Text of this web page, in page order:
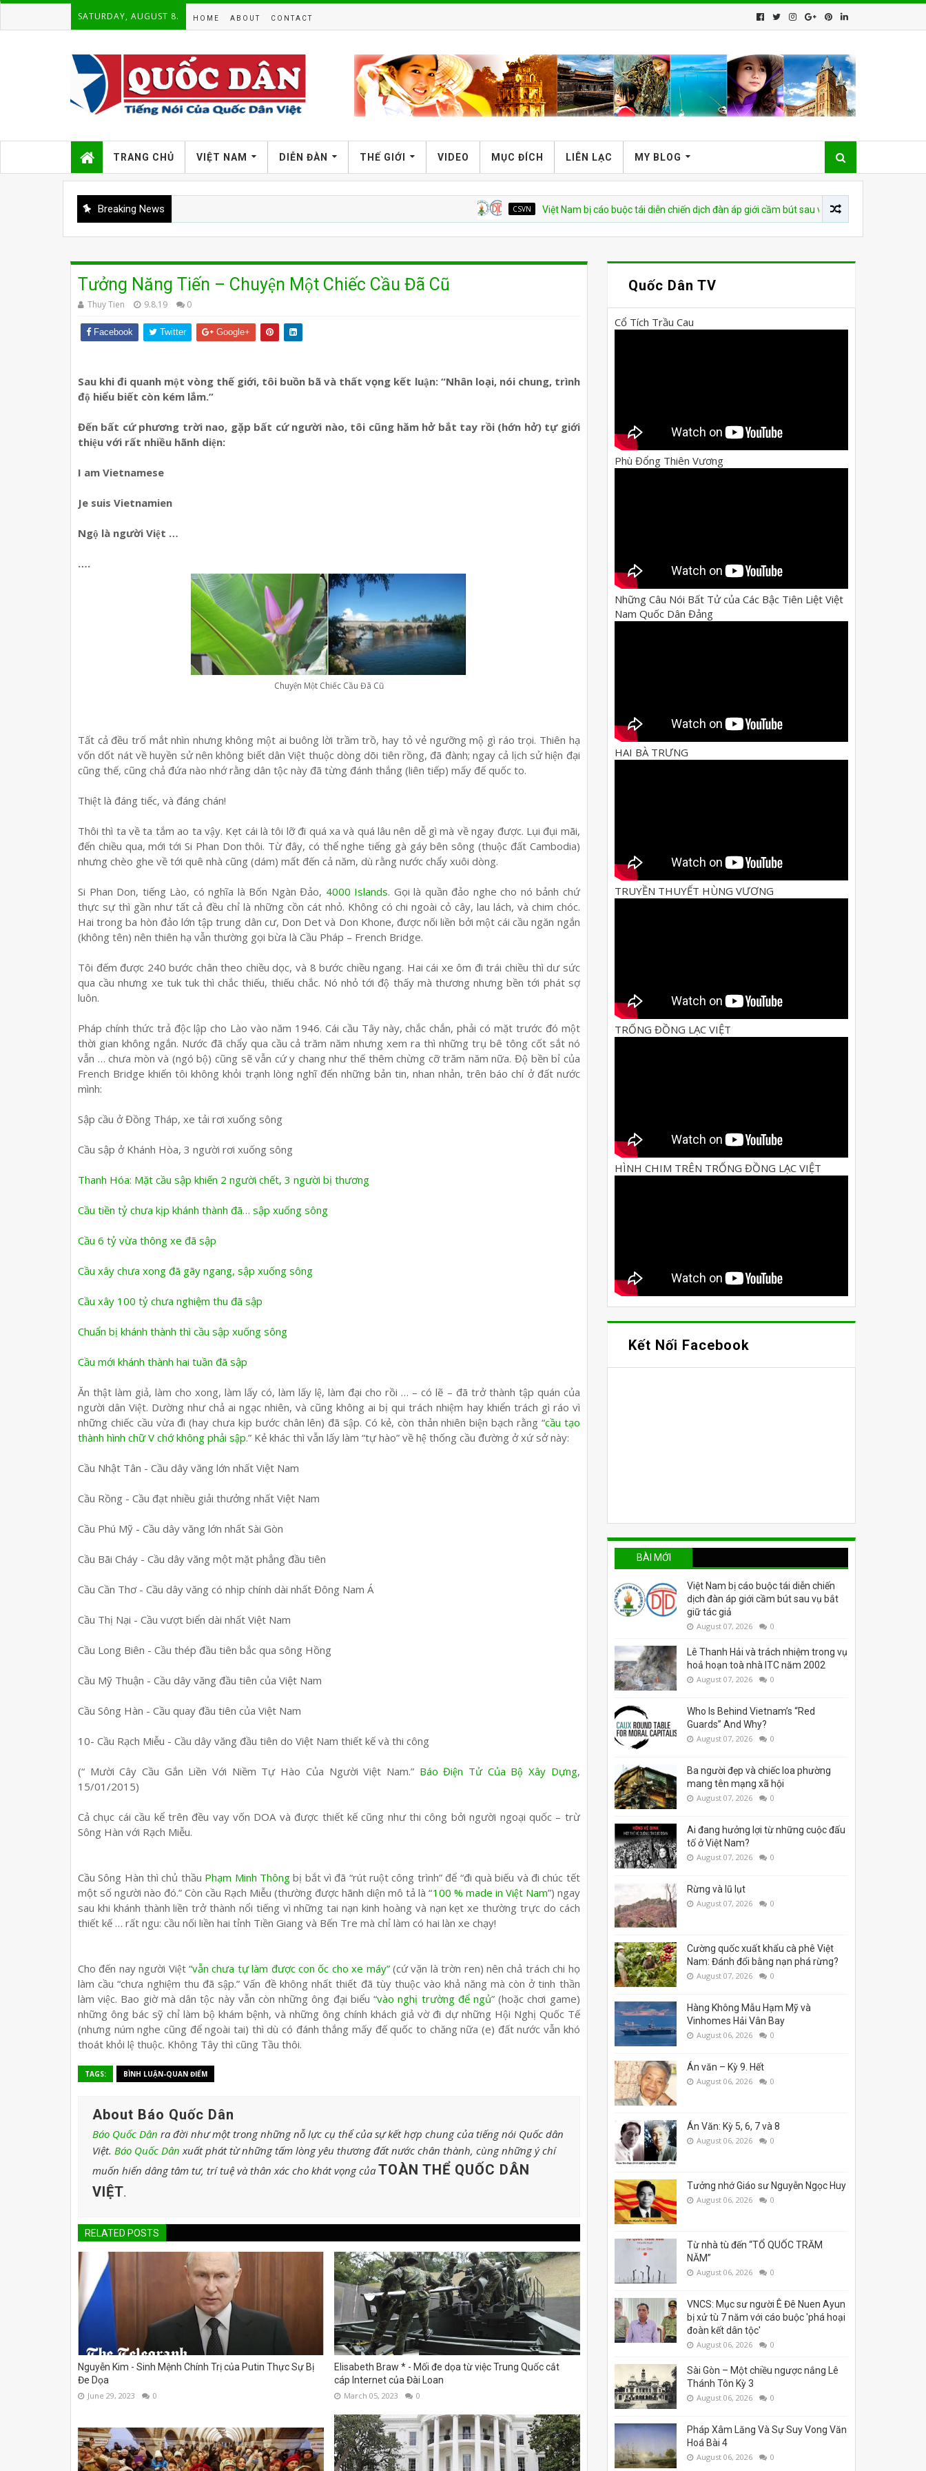
SATURDAY, AUGUST 8. HOME ABOUT CONTACT
TRANG CHỦ VIỆT NAM DIỄN ĐÀN THẾ GIỚI VIDEO MỤC ĐÍCH LIÊN LẠC MY BLOG
Breaking News CSVN Việt Nam bị cáo buộc tái diễn chiến dịch đàn áp giới cầm bút sau vụ bắt giữ tác giả
Tưởng Năng Tiến – Chuyện Một Chiếc Cầu Đã Cũ
Thuy Tien 9.8.19 0
Facebook Twitter Google+
Sau khi đi quanh một vòng thế giới, tôi buồn bã và thất vọng kết luận: “Nhân loại, nói chung, trình
độ hiểu biết còn kém lắm.”
Đến bất cứ phương trời nao, gặp bất cứ người nào, tôi cũng hăm hở bắt tay rồi (hớn hở) tự giới
thiệu với rất nhiều hãnh diện:
I am Vietnamese
Je suis Vietnamien
Ngộ là người Việt …
….
Chuyện Một Chiếc Cầu Đã Cũ
Tất cả đều trố mắt nhìn nhưng không một ai buông lời trầm trồ, hay tỏ vẻ ngưỡng mộ gì ráo trọi. Thiên hạ
vốn dốt nát về huyền sử nên không biết dân Việt thuộc dòng dõi tiên rồng, đã đành; ngay cả lịch sử hiện đại
cũng thế, cũng chả đứa nào nhớ rằng dân tộc này đã từng đánh thắng (liên tiếp) mấy đế quốc to.
Thiệt là đáng tiếc, và đáng chán!
Thôi thì ta về ta tắm ao ta vậy. Kẹt cái là tôi lỡ đi quá xa và quá lâu nên dễ gì mà về ngay được. Lụi đụi mãi,
đến chiều qua, mới tới Si Phan Don thôi. Từ đây, có thể nghe tiếng gà gáy bên sông (thuộc đất Cambodia)
nhưng chèo ghe về tới quê nhà cũng (dám) mất đến cả năm, dù rằng nước chẩy xuôi dòng.
Si Phan Don, tiếng Lào, có nghĩa là Bốn Ngàn Đảo, 4000 Islands. Gọi là quần đảo nghe cho nó bảnh chứ
thực sự thì gần như tất cả đều chỉ là những cồn cát nhỏ. Không có chi ngoài cỏ cây, lau lách, và chim chóc.
Hai trong ba hòn đảo lớn tập trung dân cư, Don Det và Don Khone, được nối liền bởi một cái cầu ngăn ngắn
(không tên) nên thiên hạ vẫn thường gọi bừa là Cầu Pháp – French Bridge.
Tôi đếm được 240 bước chân theo chiều dọc, và 8 bước chiều ngang. Hai cái xe ôm đi trái chiều thì dư sức
qua cầu nhưng xe tuk tuk thì chắc thiếu, thiếu chắc. Nó nhỏ tới độ thấy mà thương nhưng bền tới phát sợ
luôn.
Pháp chính thức trả độc lập cho Lào vào năm 1946. Cái cầu Tây này, chắc chắn, phải có mặt trước đó một
thời gian không ngắn. Nước đã chẩy qua cầu cả trăm năm nhưng xem ra thì những trụ bê tông cốt sắt nó
vẫn … chưa mòn và (ngó bộ) cũng sẽ vẫn cứ y chang như thế thêm chừng cỡ trăm năm nữa. Độ bền bỉ của
French Bridge khiến tôi không khỏi trạnh lòng nghĩ đến những bản tin, nhan nhản, trên báo chí ở đất nước
mình:
Sập cầu ở Đồng Tháp, xe tải rơi xuống sông
Cầu sập ở Khánh Hòa, 3 người rơi xuống sông
Thanh Hóa: Mặt cầu sập khiến 2 người chết, 3 người bị thương
Cầu tiền tỷ chưa kịp khánh thành đã… sập xuống sông
Cầu 6 tỷ vừa thông xe đã sập
Cầu xây chưa xong đã gãy ngang, sập xuống sông
Cầu xây 100 tỷ chưa nghiệm thu đã sập
Chuẩn bị khánh thành thì cầu sập xuống sông
Cầu mới khánh thành hai tuần đã sập
Ăn thật làm giả, làm cho xong, làm lấy có, làm lấy lệ, làm đại cho rồi … – có lẽ – đã trở thành tập quán của
người dân Việt. Dường như chả ai ngạc nhiên, và cũng không ai bị qui trách nhiệm hay khiển trách gì ráo vì
những chiếc cầu vừa đi (hay chưa kịp bước chân lên) đã sập. Có kẻ, còn thản nhiên biện bạch rằng “cầu tạo
thành hình chữ V chớ không phải sập.” Kẻ khác thì vẫn lấy làm “tự hào” về hệ thống cầu đường ở xứ sở này:
Cầu Nhật Tân - Cầu dây văng lớn nhất Việt Nam
Cầu Rồng - Cầu đạt nhiều giải thưởng nhất Việt Nam
Cầu Phú Mỹ - Cầu dây văng lớn nhất Sài Gòn
Cầu Bãi Cháy - Cầu dây văng một mặt phẳng đầu tiên
Cầu Cần Thơ - Cầu dây văng có nhịp chính dài nhất Đông Nam Á
Cầu Thị Nại - Cầu vượt biển dài nhất Việt Nam
Cầu Long Biên - Cầu thép đầu tiên bắc qua sông Hồng
Cầu Mỹ Thuận - Cầu dây văng đầu tiên của Việt Nam
Cầu Sông Hàn - Cầu quay đầu tiên của Việt Nam
10- Cầu Rạch Miễu - Cầu dây văng đầu tiên do Việt Nam thiết kế và thi công
(“ Mười Cây Cầu Gắn Liền Với Niềm Tự Hào Của Người Việt Nam.” Báo Điện Tử Của Bộ Xây Dựng,
15/01/2015)
Cả chục cái cầu kể trên đều vay vốn DOA và được thiết kế cũng như thi công bởi người ngoại quốc – trừ
Sông Hàn với Rạch Miễu.
Cầu Sông Hàn thì chủ thầu Phạm Minh Thôngbị bắt vì đã “rút ruột công trình” để “đi quà biếu và đi chúc tết
một số người nào đó.” Còn cầu Rạch Miễu (thường được hãnh diện mô tả là “100 % made in Việt Nam”) ngay
sau khi khánh thành liền trở thành nổi tiếng vì những tai nạn kinh hoàng và nạn kẹt xe thường trực do cách
thiết kế … rất ngu: cầu nối liền hai tỉnh Tiền Giang và Bến Tre mà chỉ làm có hai làn xe chạy!
Cho đến nay người Việt“vẫn chưa tự làm được con ốc cho xe máy”(cứ vặn là trờn ren) nên chả trách chi họ
làm cầu “chưa nghiệm thu đã sập.” Vấn đề không nhất thiết đã tùy thuộc vào khả năng mà còn ở tinh thần
làm việc. Bao giờ mà dân tộc này vẫn còn những ông đại biểu “vào nghị trường để ngủ” (hoặc chơi game)
những ông bác sỹ chỉ làm bộ khám bệnh, và những ông chính khách giả vờ đi dự những Hội Nghị Quốc Tế
(nhưng núm nghe cũng để ngoài tai) thì dù có đánh thắng mấy đế quốc to chăng nữa (e) đất nước vẫn khó
thoát khỏi lệ thuộc. Không Tây thì cũng Tầu thôi.
TAGS: BÌNH LUẬN-QUAN ĐIỂM
About Báo Quốc Dân
Báo Quốc Dân ra đời như một trong những nỗ lực cụ thể của sự kết hợp chung của tiếng nói Quốc dân
Việt. Báo Quốc Dân xuất phát từ những tấm lòng yêu thương đất nước chân thành, cùng những ý chí
muốn hiến dâng tâm tư, trí tuệ và thân xác cho khát vọng của TOÀN THỂ QUỐC DÂN
VIỆT.
RELATED POSTS
Nguyễn Kim - Sinh Mệnh Chính Trị của Putin Thực Sự Bị
Đe Dọa
June 29, 2023 0
Elisabeth Braw * - Mối đe dọa từ việc Trung Quốc cắt
cáp Internet của Đài Loan
March 05, 2023 0
Quốc Dân TV
Cổ Tích Trầu Cau
Phù Đổng Thiên Vương
Những Câu Nói Bất Tử của Các Bậc Tiên Liệt Việt
Nam Quốc Dân Đảng
HAI BÀ TRƯNG
TRUYỀN THUYẾT HÙNG VƯƠNG
TRỐNG ĐỒNG LẠC VIỆT
HÌNH CHIM TRÊN TRỐNG ĐỒNG LẠC VIỆT
Kết Nối Facebook
BÀI MỚI
Việt Nam bị cáo buộc tái diễn chiến
dịch đàn áp giới cầm bút sau vụ bắt
giữ tác giả
August 07, 2026 0
Lê Thanh Hải và trách nhiệm trong vụ
hoả hoạn toà nhà ITC năm 2002
August 07, 2026 0
Who Is Behind Vietnam’s “Red
Guards” And Why?
August 07, 2026 0
Ba người đẹp và chiếc loa phường
mang tên mạng xã hội
August 07, 2026 0
Ai đang hưởng lợi từ những cuộc đấu
tố ở Việt Nam?
August 07, 2026 0
Rừng và lũ lụt
August 07, 2026 0
Cường quốc xuất khẩu cà phê Việt
Nam: Đánh đổi bằng nạn phá rừng?
August 07, 2026 0
Hàng Không Mẫu Hạm Mỹ và
Vinhomes Hải Vân Bay
August 06, 2026 0
Án văn – Kỳ 9. Hết
August 06, 2026 0
Án Văn: Kỳ 5, 6, 7 và 8
August 06, 2026 0
Tưởng nhớ Giáo sư Nguyễn Ngọc Huy
August 06, 2026 0
Từ nhà tù đến “TỔ QUỐC TRĂM
NĂM”
August 06, 2026 0
VNCS: Mục sư người Ê Đê Nuen Ayun
bị xử tù 7 năm với cáo buộc 'phá hoại
đoàn kết dân tộc'
August 06, 2026 0
Sài Gòn – Một chiều ngược nắng Lê
Thánh Tôn Kỳ 3
August 06, 2026 0
Pháp Xâm Lăng Và Sự Suy Vong Văn
Hoá Bài 4
August 06, 2026 0